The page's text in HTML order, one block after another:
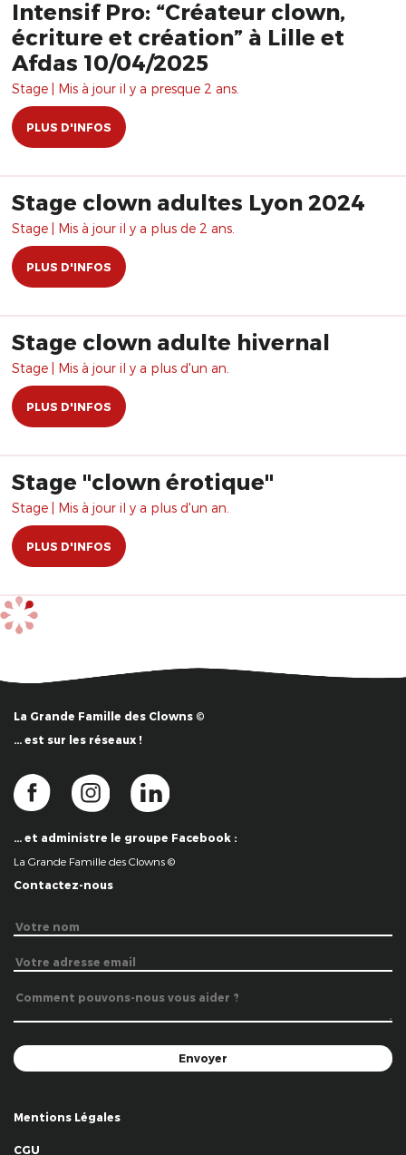
Intensif Pro: “Créateur clown,
écriture et création” à Lille et
Afdas 10/04/2025
Stage | Mis à jour il y a presque 2 ans.
PLUS D'INFOS
Stage clown adultes Lyon 2024
Stage | Mis à jour il y a plus de 2 ans.
PLUS D'INFOS
Stage clown adulte hivernal
Stage | Mis à jour il y a plus d'un an.
PLUS D'INFOS
Stage "clown érotique"
Stage | Mis à jour il y a plus d'un an.
PLUS D'INFOS
La Grande Famille des Clowns ©
… est sur les réseaux !
… et administre le groupe Facebook :
La Grande Famille des Clowns ©
Contactez-nous
Mentions Légales
CGU